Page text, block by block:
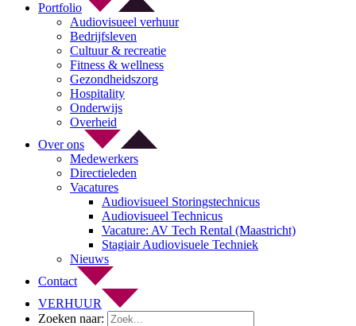
Portfolio
Audiovisueel verhuur
Bedrijfsleven
Cultuur & recreatie
Fitness & wellness
Gezondheidszorg
Hospitality
Onderwijs
Overheid
Over ons
Medewerkers
Directieleden
Vacatures
Audiovisueel Storingstechnicus
Audiovisueel Technicus
Vacature: AV Tech Rental (Maastricht)
Stagiair Audiovisuele Techniek
Nieuws
Contact
VERHUUR
Zoeken naar: